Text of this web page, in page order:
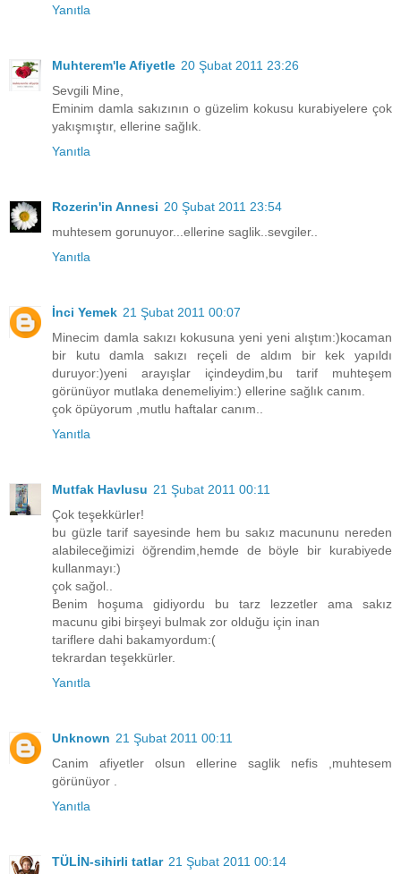
Yanıtla
Muhterem'le Afiyetle 20 Şubat 2011 23:26
Sevgili Mine,
Eminim damla sakızının o güzelim kokusu kurabiyelere çok
yakışmıştır, ellerine sağlık.
Yanıtla
Rozerin'in Annesi 20 Şubat 2011 23:54
muhtesem gorunuyor...ellerine saglik..sevgiler..
Yanıtla
İnci Yemek 21 Şubat 2011 00:07
Minecim damla sakızı kokusuna yeni yeni alıştım:)kocaman
bir kutu damla sakızı reçeli de aldım bir kek yapıldı
duruyor:)yeni arayışlar içindeydim,bu tarif muhteşem
görünüyor mutlaka denemeliyim:) ellerine sağlık canım.
çok öpüyorum ,mutlu haftalar canım..
Yanıtla
Mutfak Havlusu 21 Şubat 2011 00:11
Çok teşekkürler!
bu güzle tarif sayesinde hem bu sakız macununu nereden
alabileceğimizi öğrendim,hemde de böyle bir kurabiyede
kullanmayı:)
çok sağol..
Benim hoşuma gidiyordu bu tarz lezzetler ama sakız
macunu gibi birşeyi bulmak zor olduğu için inan
tariflere dahi bakamyordum:(
tekrardan teşekkürler.
Yanıtla
Unknown 21 Şubat 2011 00:11
Canim afiyetler olsun ellerine saglik nefis ,muhtesem
görünüyor .
Yanıtla
TÜLİN-sihirli tatlar 21 Şubat 2011 00:14